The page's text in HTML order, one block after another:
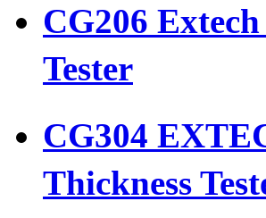
CG206
Tester
CG304
Thickness